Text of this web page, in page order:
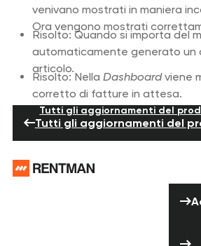
venivano mostrati in maniera
Ora vengono mostrati
Risolto: Quando si importa del
automaticamente generato un
articolo.
Risolto: NellaDashboardviene
corretto di fatture in attesa.
Tutti gli aggiornamenti del
Tutti gli aggiornamenti del